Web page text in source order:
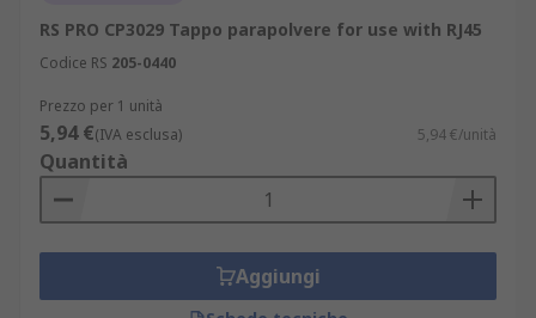
RS PRO CP3029 Tappo parapolvere for use with RJ45
Codice RS 205-0440
Prezzo per 1 unità
5,94 €(IVA esclusa) 5,94 €/unità
Quantità
Aggiungi